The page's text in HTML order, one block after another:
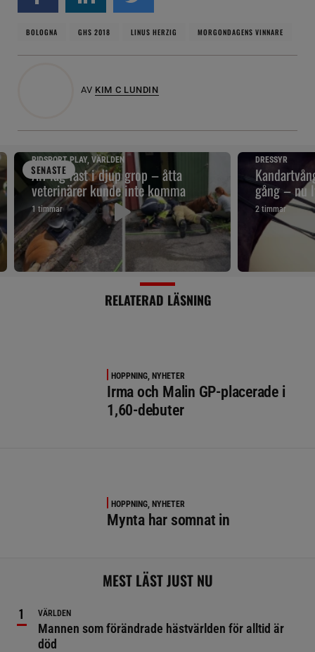
BOLOGNA GHS 2018 LINUS HERZIG MORGONDAGENS VINNARE
AV KIM C LUNDIN
SENASTE
RIDSPORT PLAY, VÄRLDEN
Alf låg fast i djup grop – åtta
veterinärer kunde inte komma
1 timmar
DRESSYR
gång – nu
2 timmar
RELATERAD LÄSNING
HOPPNING, NYHETER
Irma och Malin GP-placerade i
1,60-debuter
HOPPNING, NYHETER
Mynta har somnat in
MEST LÄST JUST NU
VÄRLDEN
Mannen som förändrade hästvärlden för alltid är
död